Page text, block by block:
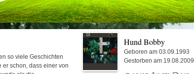
so viele Geschichten
er schon, dass einer von
Hund Bobby
Geboren am 03.09.1993
Gestorben am 19.08.2009